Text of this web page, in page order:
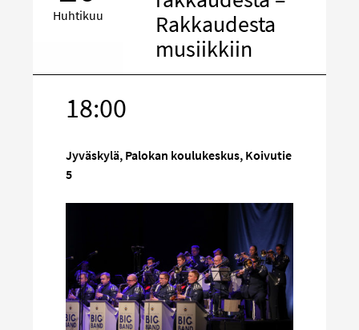
Huhtikuu
Rakkaudesta
musiikkiin
18:00
Jyväskylä, Palokan koulukeskus, Koivutie
5